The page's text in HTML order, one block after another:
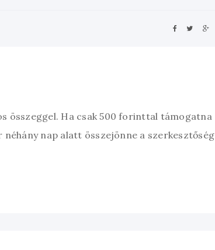
összeggel. Ha csak 500 forinttal támogatna
nap alatt összejönne a szerkesztőség